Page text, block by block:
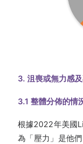
3. 沮喪或無力感
3.1 整體分佈的情
根據2022年美國
為「壓力」是他